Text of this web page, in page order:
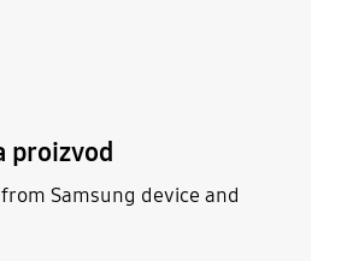
proizvod
Samsung device and